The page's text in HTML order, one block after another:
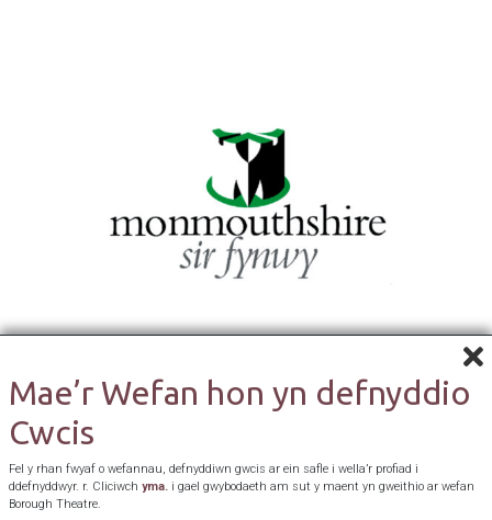
Mae’r Wefan hon yn defnyddio
Cwcis
Fel y rhan fwyaf o wefannau, defnyddiwn gwcis ar ein safle i wella’r profiad i
ddefnyddwyr. r. Cliciwch yma. i gael gwybodaeth am sut y maent yn gweithio ar wefan
Borough Theatre.